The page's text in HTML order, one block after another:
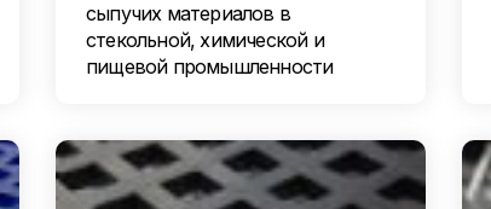
сыпучих материалов в
стекольной, химической и
пищевой промышленности